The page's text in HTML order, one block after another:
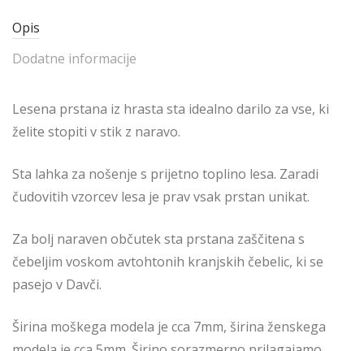
Opis
Dodatne informacije
Lesena prstana iz hrasta sta idealno darilo za vse, ki
želite stopiti v stik z naravo.
Sta lahka za nošenje s prijetno toplino lesa. Zaradi
čudovitih vzorcev lesa je prav vsak prstan unikat.
Za bolj naraven občutek sta prstana zaščitena s
čebeljim voskom avtohtonih kranjskih čebelic, ki se
pasejo v Davči.
Širina moškega modela je cca 7mm, širina ženskega